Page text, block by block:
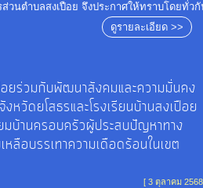
วนตำบลสงเปือย จึงประกาศให้ทราบโดยทั่ว
ดูรายละเอียด >>
ยร่วมกับพัฒนาสังคมและความมั่นคง
หวัดยโสธรและโรงเรียนบ้านสงเปือย
มบ้านครอบครัวผู้ประสบปัญหาทาง
ลือบรรเทาความเดือดร้อนในเขต
[ 3 ตุลาคม